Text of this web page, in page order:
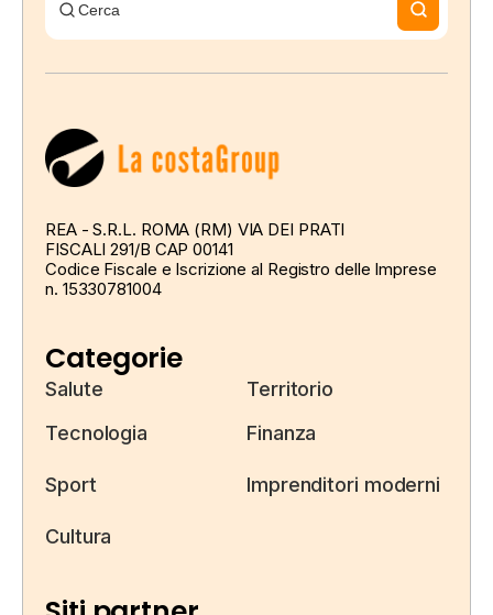
REA - S.R.L. ROMA (RM) VIA DEI PRATI
FISCALI 291/B CAP 00141
Codice Fiscale e Iscrizione al Registro delle Imprese
n. 15330781004
Categorie
Salute
Tecnologia
Sport
Cultura
Territorio
Finanza
Imprenditori moderni